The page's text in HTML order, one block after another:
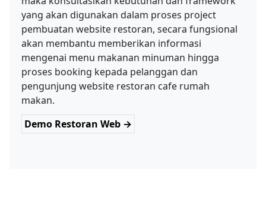
yang akan digunakan dalam proses project
pembuatan website restoran, secara fungsional
akan membantu memberikan informasi
mengenai menu makanan minuman hingga
proses booking kepada pelanggan dan
pengunjung website restoran cafe rumah
makan.
Demo Restoran Web →